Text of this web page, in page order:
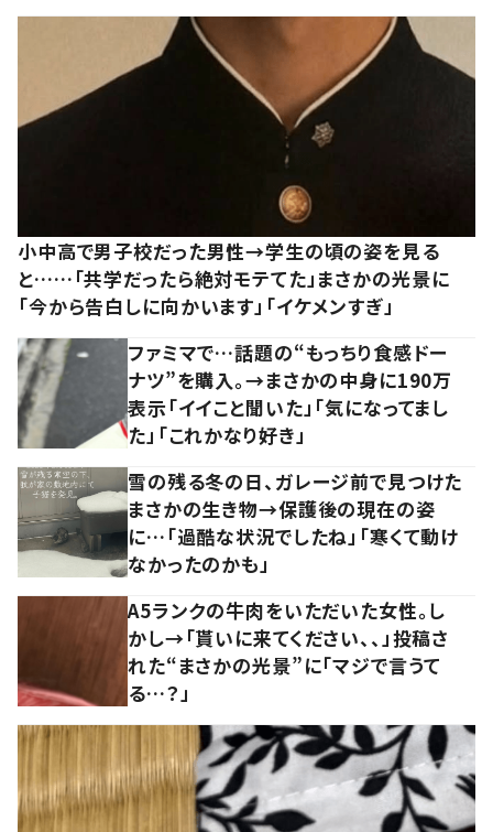
小中高で男子校だった男性→学生の頃の姿を見る
と……「共学だったら絶対モテてた」まさかの光景に
「今から告白しに向かいます」「イケメンすぎ」
ファミマで…話題の“もっちり食感ドー
ナツ”を購入。→まさかの中身に190万
表示「イイこと聞いた」「気になってまし
た」「これかなり好き」
雪の残る冬の日、ガレージ前で見つけた
まさかの生き物→保護後の現在の姿
に…「過酷な状況でしたね」「寒くて動け
なかったのかも」
A5ランクの牛肉をいただいた女性。し
かし→「貰いに来てください、、」投稿さ
れた“まさかの光景”に「マジで言うて
る…？」